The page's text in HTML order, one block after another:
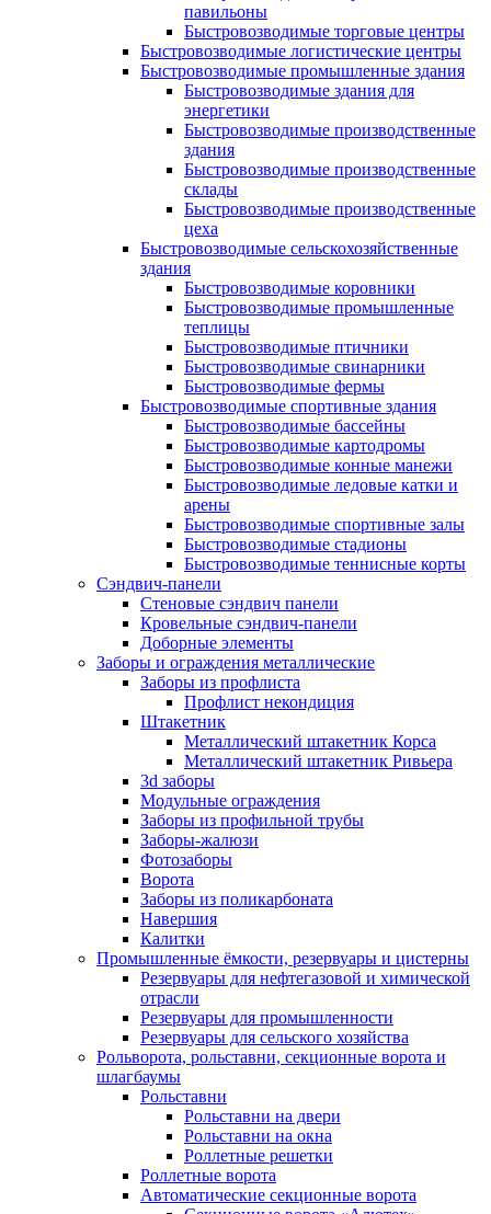
павильоны
Быстровозводимые торговые центры
Быстровозводимые логистические центры
Быстровозводимые промышленные здания
Быстровозводимые здания для
энергетики
Быстровозводимые производственные
здания
Быстровозводимые производственные
склады
Быстровозводимые производственные
цеха
Быстровозводимые сельскохозяйственные
здания
Быстровозводимые коровники
Быстровозводимые промышленные
теплицы
Быстровозводимые птичники
Быстровозводимые свинарники
Быстровозводимые фермы
Быстровозводимые спортивные здания
Быстровозводимые бассейны
Быстровозводимые картодромы
Быстровозводимые конные манежи
Быстровозводимые ледовые катки и
арены
Быстровозводимые спортивные залы
Быстровозводимые стадионы
Быстровозводимые теннисные корты
Сэндвич-панели
Стеновые сэндвич панели
Кровельные сэндвич-панели
Доборные элементы
Заборы и ограждения металлические
Заборы из профлиста
Профлист некондиция
Штакетник
Металлический штакетник Корса
Металлический штакетник Ривьера
3d заборы
Модульные ограждения
Заборы из профильной трубы
Заборы-жалюзи
Фотозаборы
Ворота
Заборы из поликарбоната
Навершия
Калитки
Промышленные ёмкости, резервуары и цистерны
Резервуары для нефтегазовой и химической
отрасли
Резервуары для промышленности
Резервуары для сельского хозяйства
Рольворота, рольставни, секционные ворота и
шлагбаумы
Рольставни
Рольставни на двери
Рольставни на окна
Роллетные решетки
Роллетные ворота
Автоматические секционные ворота